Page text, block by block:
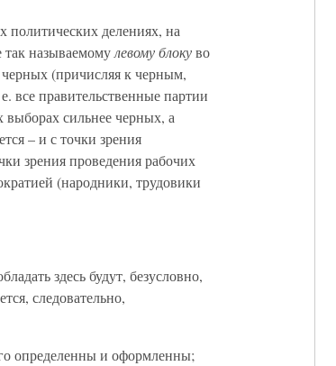
делениях, на
так называемомулевому блокуво
черных (причисляя к черным,
все правительственные партии
выборах сильнее черных, а
– и с точки зрения
зрения проведения рабочих
(народники, трудовики
здесь будут, безусловно,
следовательно,
определенны и оформленны;